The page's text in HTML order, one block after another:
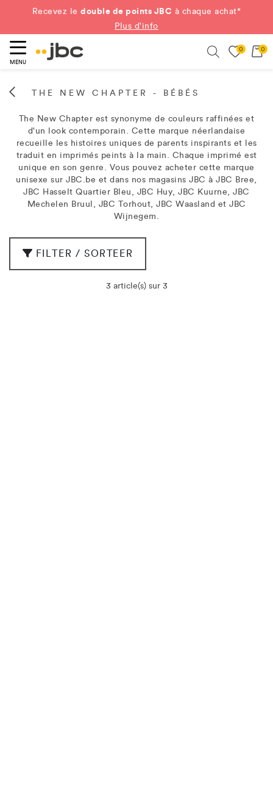
Recevez ledouble de points JBC à chaque achat*
Plus d'info
MENU
0 0
THE NEW CHAPTER - BÉBÉS
The New Chapter est synonyme de couleurs raffinées et
d'un look contemporain. Cette marque néerlandaise
recueille les histoires uniques de parents inspirants et les
traduit en imprimés peints à la main. Chaque imprimé est
unique en son genre. Vous pouvez acheter cette marque
unisexe sur JBC.be et dans nos magasins JBC à JBC Bree,
JBC Hasselt Quartier Bleu, JBC Huy, JBC Kuurne, JBC
Mechelen Bruul, JBC Torhout, JBC Waasland et JBC
Wijnegem.
FILTER / SORTEER
3 article(s) sur 3